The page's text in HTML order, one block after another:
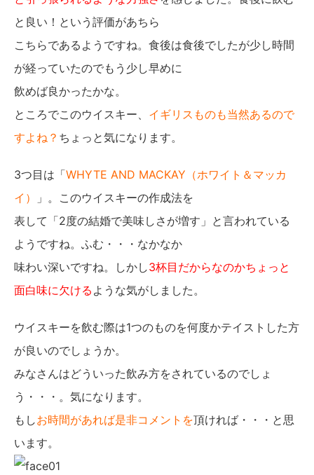
と良い！という評価があちら
こちらであるようですね。食後は食後でしたが少し時間
が経っていたのでもう少し早めに
飲めば良かったかな。
ところでこのウイスキー、 イギリスものも当然あるので
すよね？ ちょっと気になります。
3つ目は「WHYTE AND MACKAY（ホワイト＆マッカ
イ）
」。このウイスキーの作成法を
表して「2度の結婚で美味しさが増す」と言われている
ようですね。ふむ・・・なかなか
味わい深いですね。しかし3杯目だからなのかちょっと
面白味に欠ける ような気がしました。
ウイスキーを飲む際は1つのものを何度かテイストした方
が良いのでしょうか。
みなさんはどういった飲み方をされているのでしょ
う・・・。気になります。
もしお時間があれば是非コメントを頂ければ・・・と思
います。